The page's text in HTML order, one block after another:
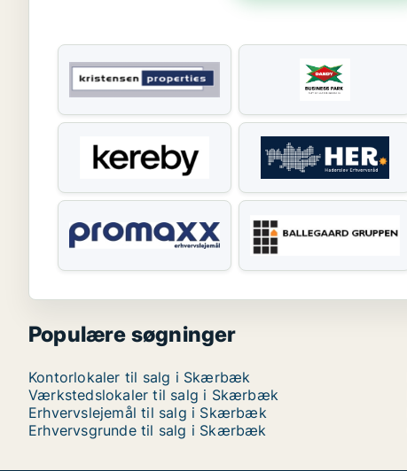
Populære søgninger
Kontorlokaler til salg i Skærbæk
Værkstedslokaler til salg i Skærbæk
Erhvervslejemål til salg i Skærbæk
Erhvervsgrunde til salg i Skærbæk